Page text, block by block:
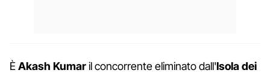
È Akash Kumaril concorrente eliminato dall'Isola dei